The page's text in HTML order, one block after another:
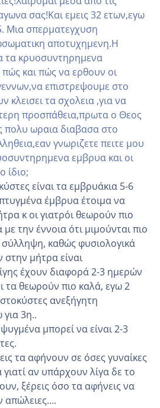
σας!Και εμεις 32 ετων,εγω
Μια σπερματεγχυση
αποτυχημενη.Η
τα κρυοσυντηρημενα
και πώς να ερθουν οι
επιστρεψουμε στο
κλεισει τα σχολεια ,για να
προσπάθεια,πρωτα ο Θεος
πολυ ωραια διαβασα στο
γνωριζετε πειτε μου
εμβρυα και οι
ίδιο;
είναι τα εμβρυάκια 5-6
έμβρυα έτοιμα να
κ οι γιατρόι θεωρούν πιο
την έννοια ότι μιμούνται πιο
καθώς φυσιολογικά
μήτρα είναι
έχουν διαφορά 2-3 ημερών
τα θεωρούν πιο καλά, εγω 2
ανεξήγητη
3η..
μπορεί να είναι 2-3
τα αφήνουν σε όσες γυναίκες
αν υπάρχουν λίγα δε το
ξέρεις όσο τα αφήνεις να
απώλειες....